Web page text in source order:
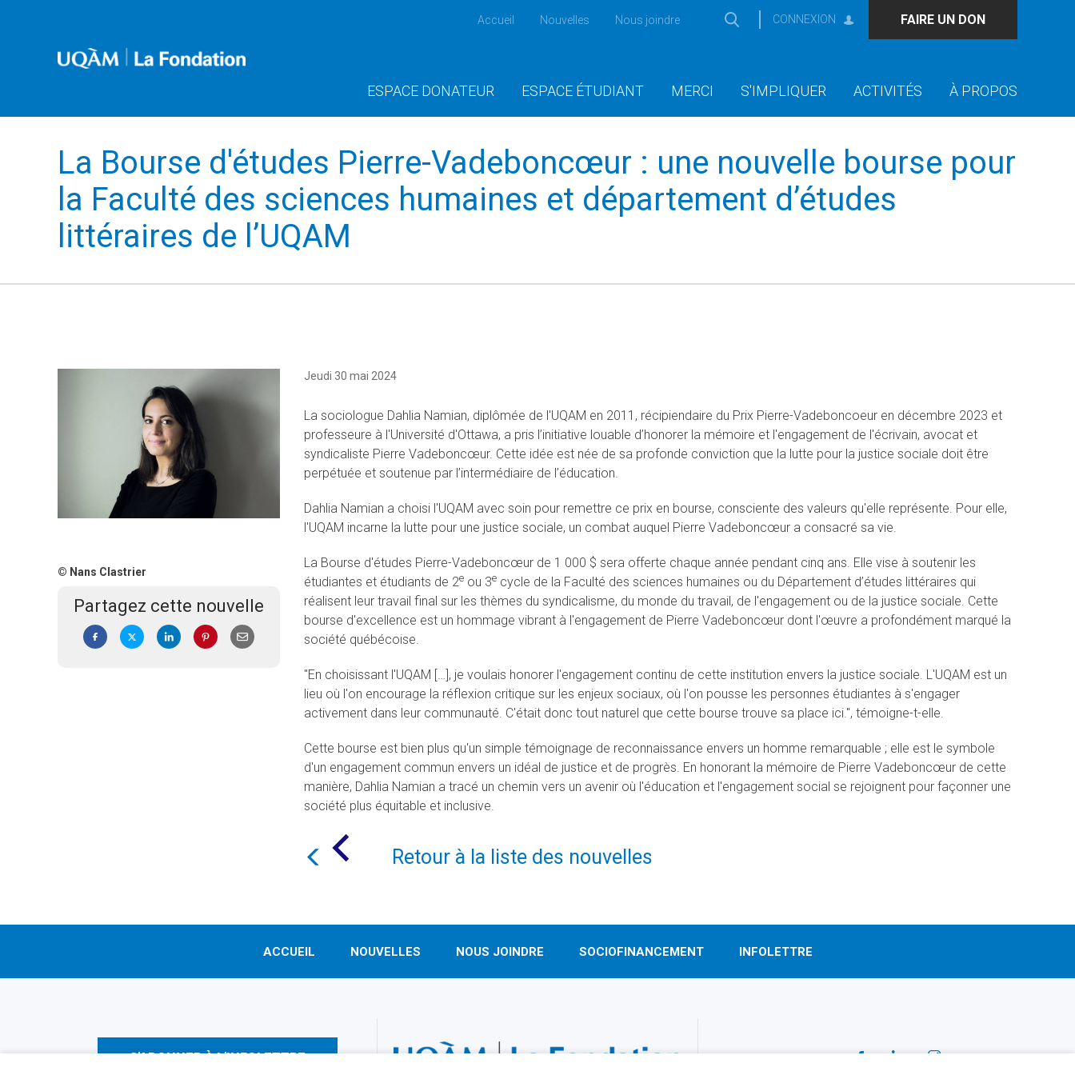
Accueil Nouvelles Nous joindre CONNEXION FAIRE UN DON
ESPACE DONATEUR ESPACE ÉTUDIANT MERCI S'IMPLIQUER ACTIVITÉS À PROPOS
La Bourse d'études Pierre-Vadeboncœur : une nouvelle bourse pour
la Faculté des sciences humaines et département d’études
littéraires de l’UQAM
© Nans Clastrier
Partagez cette nouvelle
Jeudi 30 mai 2024
La sociologue Dahlia Namian, diplômée de l'UQAM en 2011, récipiendaire du Prix Pierre-Vadeboncoeur en décembre 2023 et
professeure à l'Université d'Ottawa, a pris l’initiative louable d’honorer la mémoire et l'engagement de l'écrivain, avocat et
syndicaliste Pierre Vadeboncœur. Cette idée est née de sa profonde conviction que la lutte pour la justice sociale doit être
perpétuée et soutenue par l’intermédiaire de l’éducation.
Dahlia Namian a choisi l'UQAM avec soin pour remettre ce prix en bourse, consciente des valeurs qu'elle représente. Pour elle,
l'UQAM incarne la lutte pour une justice sociale, un combat auquel Pierre Vadeboncœur a consacré sa vie.
La Bourse d'études Pierre-Vadeboncœur de 1 000 $ sera offerte chaque année pendant cinq ans. Elle vise à soutenir les
étudiantes et étudiants de 2eou 3ecycle de la Faculté des sciences humaines ou du Département d’études littéraires qui
réalisent leur travail final sur les thèmes du syndicalisme, du monde du travail, de l'engagement ou de la justice sociale. Cette
bourse d'excellence est un hommage vibrant à l'engagement de Pierre Vadeboncœur dont l'œuvre a profondément marqué la
société québécoise.
"En choisissant l'UQAM […], je voulais honorer l'engagement continu de cette institution envers la justice sociale. L'UQAM est un
lieu où l'on encourage la réflexion critique sur les enjeux sociaux, où l'on pousse les personnes étudiantes à s'engager
activement dans leur communauté. C'était donc tout naturel que cette bourse trouve sa place ici.", témoigne-t-elle.
Cette bourse est bien plus qu'un simple témoignage de reconnaissance envers un homme remarquable ; elle est le symbole
d'un engagement commun envers un idéal de justice et de progrès. En honorant la mémoire de Pierre Vadeboncœur de cette
manière, Dahlia Namian a tracé un chemin vers un avenir où l'éducation et l'engagement social se rejoignent pour façonner une
société plus équitable et inclusive.
Retour à la liste des nouvelles
ACCUEIL NOUVELLES NOUS JOINDRE SOCIOFINANCEMENT INFOLETTRE
S'ABONNER À L'INFOLETTRE SUIVEZ-NOUS!